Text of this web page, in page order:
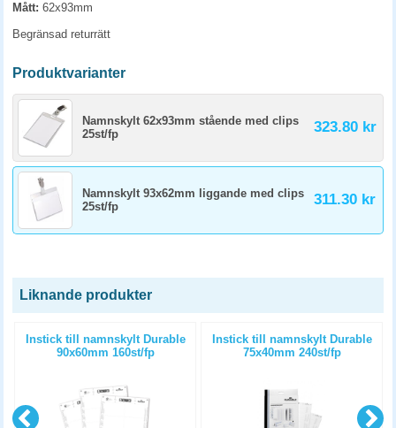
Mått: 62x93mm
Begränsad returrätt
Produktvarianter
Namnskylt 62x93mm stående med clips
25st/fp
323.80 kr
Namnskylt 93x62mm liggande med clips
25st/fp
311.30 kr
Liknande produkter
Instick till namnskylt Durable
90x60mm 160st/fp
Instick till namnskylt Durable
75x40mm 240st/fp